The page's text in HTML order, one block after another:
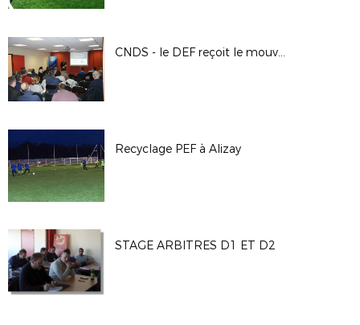
CNDS - le DEF reçoit le mouvement sportif eurois
Recyclage PEF à Alizay
STAGE ARBITRES D1 ET D2